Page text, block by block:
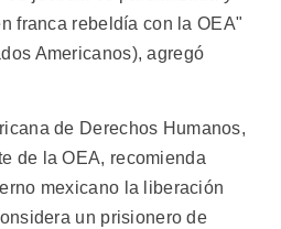
franca rebeldía con la OEA"
Americanos), agregó
de Derechos Humanos,
de la OEA, recomienda
mexicano la liberación
un prisionero de